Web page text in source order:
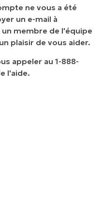
ne vous a été
un e-mail à
un membre de l'équipe
plaisir de vous aider.
appeler au 1-888-
l'aide.